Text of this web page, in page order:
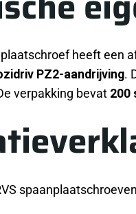
heeft een
PZ2-aandrijving.
verpakking bevat 200